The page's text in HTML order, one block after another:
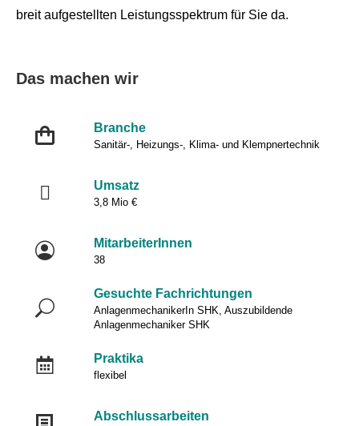
breit aufgestellten Leistungsspektrum für Sie da.
Das machen wir
Branche
Sanitär-, Heizungs-, Klima- und Klempnertechnik
Umsatz
3,8 Mio €
MitarbeiterInnen
38
Gesuchte Fachrichtungen
AnlagenmechanikerIn SHK, Auszubildende
Anlagenmechaniker SHK
Praktika
flexibel
Abschlussarbeiten